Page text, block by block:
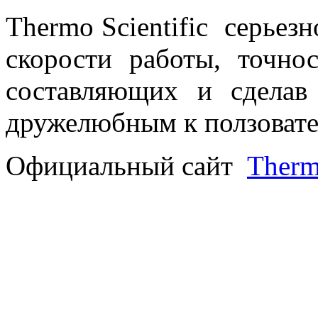
Thermo Scientific
скорости работы,
составляющих и
дружелюбным к
Официальный сайт